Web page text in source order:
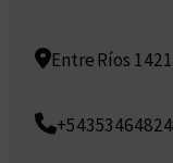
Entre Ríos